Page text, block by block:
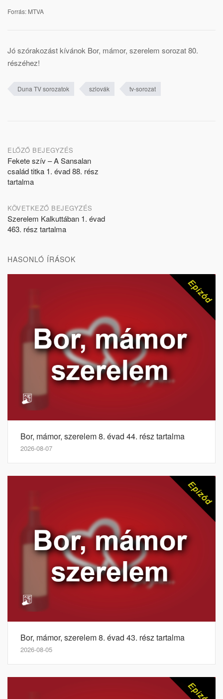
Forrás: MTVA
Jó szórakozást kívánok Bor, mámor, szerelem sorozat 80.
részéhez!
Duna TV sorozatok szlovák tv-sorozat
Post
navigation
ELŐZŐ BEJEGYZÉS
Fekete szív – A Sansalan
család titka 1. évad 88. rész
tartalma
KÖVETKEZŐ BEJEGYZÉS
Szerelem Kalkuttában 1. évad
463. rész tartalma
HASONLÓ ÍRÁSOK
Bor, mámor, szerelem 8. évad 44. rész tartalma
2026-08-07
Bor, mámor, szerelem 8. évad 43. rész tartalma
2026-08-05